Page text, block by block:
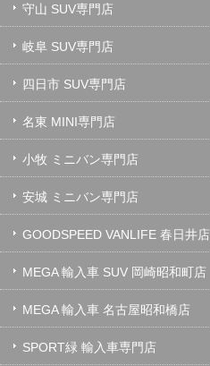
守山 SUV専門店
岐阜 SUV専門店
四日市 SUV専門店
名東 MINI専門店
小牧 ミニバン専門店
安城 ミニバン専門店
GOODSPEED VANLIFE 春日井店
MEGA 輸入車 SUV 岡崎昭和町店
MEGA 輸入車 名古屋昭和橋店
SPORT緑 輸入車専門店